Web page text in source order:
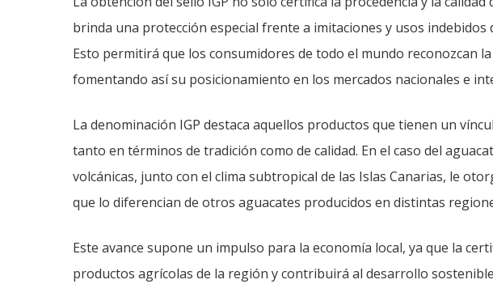
brinda una protección especial frente a imitaciones y usos indebidos
Esto permitirá que los consumidores de todo el mundo reconozcan
fomentando así su posicionamiento en los mercados nacionales e
La denominación IGP destaca aquellos productos que tienen un
tanto en términos de tradición como de calidad. En el caso del
volcánicas, junto con el clima subtropical de las Islas Canarias, le
que lo diferencian de otros aguacates producidos en distintas
Este avance supone un impulso para la economía local, ya que la
productos agrícolas de la región y contribuirá al desarrollo